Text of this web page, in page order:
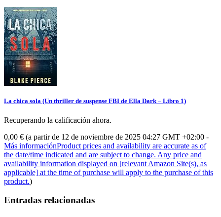
La chica sola (Un thriller de suspense FBI de Ella Dark – Libro 1)
Recuperando la calificación ahora.
0,00 € (a partir de 12 de noviembre de 2025 04:27 GMT +02:00 -
Más informaciónProduct prices and availability are accurate as of
the date/time indicated and are subject to change. Any price and
availability information displayed on [relevant Amazon Site(s), as
applicable] at the time of purchase will apply to the purchase of this
product.)
Entradas relacionadas